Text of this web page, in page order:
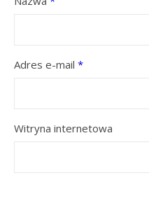
Adres e-mail *
Witryna internetowa